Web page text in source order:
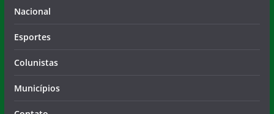
Esportes
Colunistas
Municípios
Contato